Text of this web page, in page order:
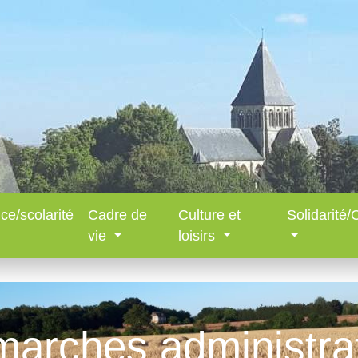
scolarité
Cadre de
vie
Culture et
loisirs
Solidarité/